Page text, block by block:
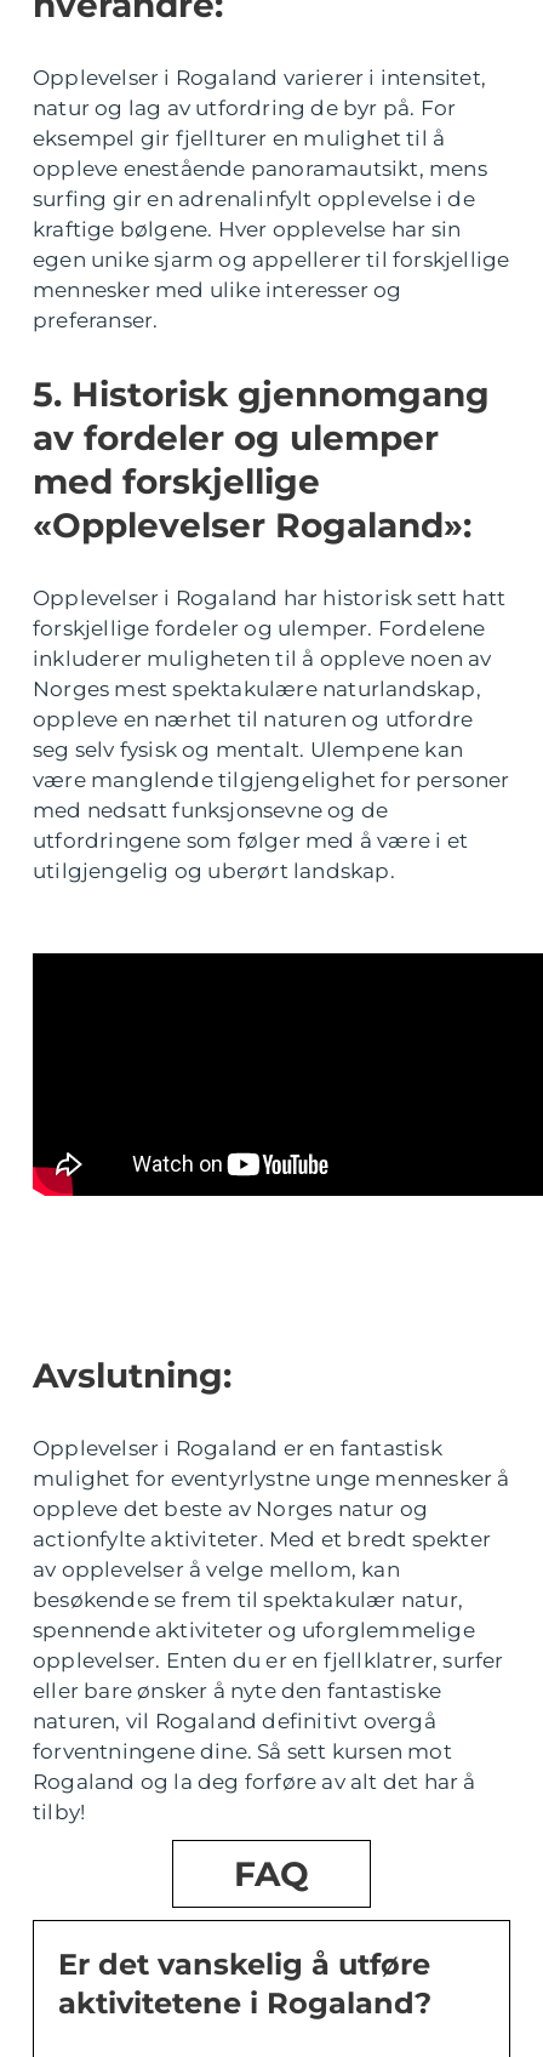
Opplevelser i Rogaland varierer i intensitet,
natur og lag av utfordring de byr på. For
eksempel gir fjellturer en mulighet til å
oppleve enestående panoramautsikt, mens
surfing gir en adrenalinfylt opplevelse i de
kraftige bølgene. Hver opplevelse har sin
egen unike sjarm og appellerer til forskjellige
mennesker med ulike interesser og
preferanser.
5. Historisk gjennomgang
av fordeler og ulemper
med forskjellige
«Opplevelser Rogaland»:
Opplevelser i Rogaland har historisk sett hatt
forskjellige fordeler og ulemper. Fordelene
inkluderer muligheten til å oppleve noen av
Norges mest spektakulære naturlandskap,
oppleve en nærhet til naturen og utfordre
seg selv fysisk og mentalt. Ulempene kan
være manglende tilgjengelighet for personer
med nedsatt funksjonsevne og de
utfordringene som følger med å være i et
utilgjengelig og uberørt landskap.
Avslutning:
Opplevelser i Rogaland er en fantastisk
mulighet for eventyrlystne unge mennesker å
oppleve det beste av Norges natur og
actionfylte aktiviteter. Med et bredt spekter
av opplevelser å velge mellom, kan
besøkende se frem til spektakulær natur,
spennende aktiviteter og uforglemmelige
opplevelser. Enten du er en fjellklatrer, surfer
eller bare ønsker å nyte den fantastiske
naturen, vil Rogaland definitivt overgå
forventningene dine. Så sett kursen mot
Rogaland og la deg forføre av alt det har å
tilby!
FAQ
Er det vanskelig å utføre
aktivitetene i Rogaland?